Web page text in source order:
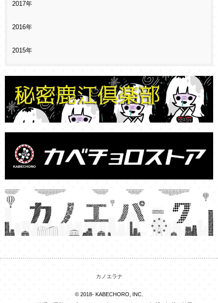
2017年
2016年
2015年
カノエラナ
© 2018- KABECHORO, INC.